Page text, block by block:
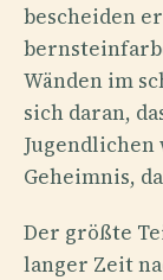
bescheiden
Wänden im
sich daran,
Jugendlichen
Geheimnis,
Der größte
langer Zeit